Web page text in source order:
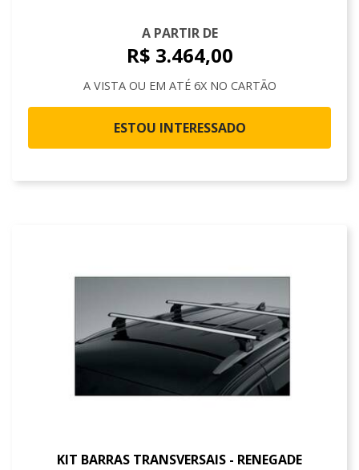
A PARTIR DE
R$ 3.464,00
A VISTA OU EM ATÉ 6X NO CARTÃO
ESTOU INTERESSADO
KIT BARRAS TRANSVERSAIS - RENEGADE